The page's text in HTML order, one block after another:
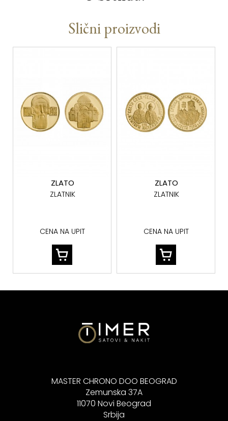
Slični proizvodi
ZLATO
ZLATNIK
CENA NA UPIT
ZLATO
ZLATNIK
CENA NA UPIT
MASTER CHRONO DOO BEOGRAD
Zemunska 37A
11070 Novi Beograd
Srbija